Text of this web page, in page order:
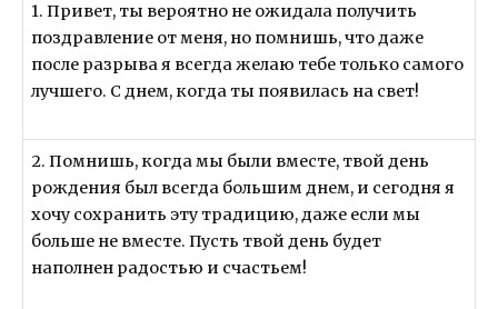
1. Привет, ты вероятно не ожидала получить
поздравление от меня, но помнишь, что даже
после разрыва я всегда желаю тебе только самого
лучшего. С днем, когда ты появилась на свет!
2. Помнишь, когда мы были вместе, твой день
рождения был всегда большим днем, и сегодня я
хочу сохранить эту традицию, даже если мы
больше не вместе. Пусть твой день будет
наполнен радостью и счастьем!